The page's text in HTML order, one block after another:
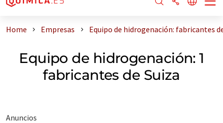
Home Empresas Equipo de hidrogenación: fabricantes
Equipo de hidrogenación: 1
fabricantes de Suiza
Anuncios